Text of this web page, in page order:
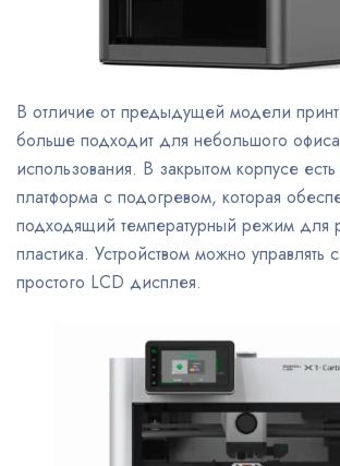
В отличие от предыдущей модели
больше подходит для небольшого
использования. В закрытом корпусе есть
платформа с подогревом, которая
подходящий температурный режим для
пластика. Устройством можно
простого LCD дисплея.